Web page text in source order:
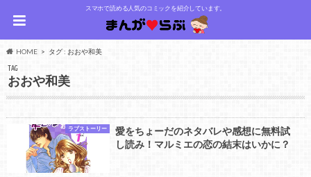
スマホで読める人気のコミックを紹介しています。
HOME タグ : おおや和美
TAG
おおや和美
ラブストーリー
愛をちょーだのネタバレや感想に無料試
し読み！マルミエの恋の結末はいかに？